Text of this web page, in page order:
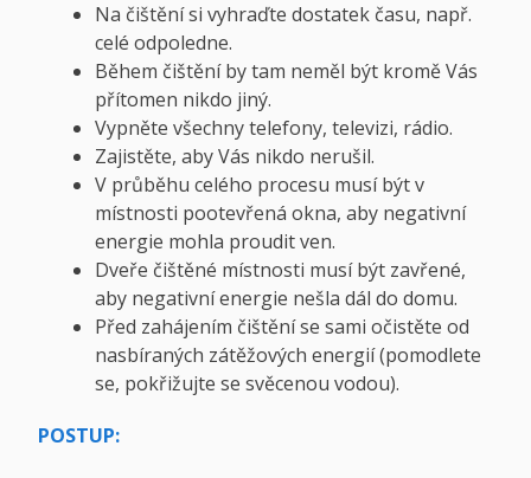
Na čištění si vyhraďte dostatek času, např.
celé odpoledne.
Během čištění by tam neměl být kromě Vás
přítomen nikdo jiný.
Vypněte všechny telefony, televizi, rádio.
Zajistěte, aby Vás nikdo nerušil.
V průběhu celého procesu musí být v
místnosti pootevřená okna, aby negativní
energie mohla proudit ven.
Dveře čištěné místnosti musí být zavřené,
aby negativní energie nešla dál do domu.
Před zahájením čištění se sami očistěte od
nasbíraných zátěžových energií (pomodlete
se, pokřižujte se svěcenou vodou).
POSTUP: